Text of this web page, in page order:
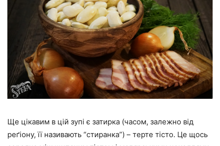
Ще цікавим в цій зупі є затирка (часом, залежно від
реґіону, її називають “стиранка”) – терте тісто. Це щось